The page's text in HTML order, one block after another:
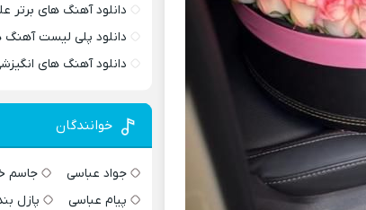
دانلود آهنگ های برتر علی
دانلود پلی لیست آهنگ های
دانلود آهنگ های انگیزشی
خوانندگان
جواد عباسی
جاسم
پیام عباسی
پازل